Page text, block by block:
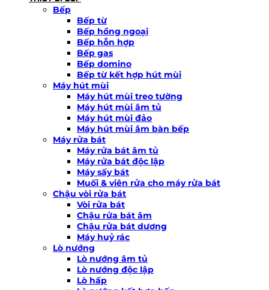
Bếp
Bếp từ
Bếp hồng ngoại
Bếp hỗn hợp
Bếp gas
Bếp domino
Bếp từ kết hợp hút mùi
Máy hút mùi
Máy hút mùi treo tường
Máy hút mùi âm tủ
Máy hút mùi đảo
Máy hút mùi âm bàn bếp
Máy rửa bát
Máy rửa bát âm tủ
Máy rửa bát độc lập
Máy sấy bát
Muối & viên rửa cho máy rửa bát
Chậu vòi rửa bát
Vòi rửa bát
Chậu rửa bát âm
Chậu rửa bát dương
Máy huỷ rác
Lò nướng
Lò nướng âm tủ
Lò nướng độc lập
Lò hấp